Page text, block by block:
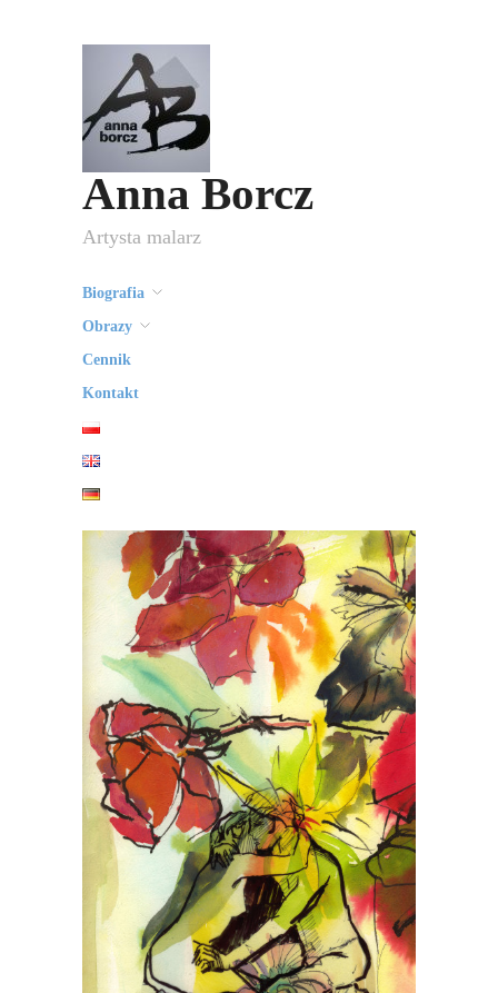
Anna Borcz
Artysta malarz
Biografia
Obrazy
Cennik
Kontakt